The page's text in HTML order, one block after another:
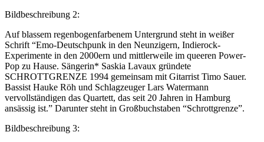
Bildbeschreibung 2:
Auf blassem regenbogenfarbenem Untergrund steht in weißer
Schrift “Emo-Deutschpunk in den Neunzigern, Indierock-
Experimente in den 2000ern und mittlerweile im queeren Power-
Pop zu Hause. Sängerin* Saskia Lavaux gründete
SCHROTTGRENZE 1994 gemeinsam mit Gitarrist Timo Sauer.
Bassist Hauke Röh und Schlagzeuger Lars Watermann
vervollständigen das Quartett, das seit 20 Jahren in Hamburg
ansässig ist.” Darunter steht in Großbuchstaben “Schrottgrenze”.
Bildbeschreibung 3: